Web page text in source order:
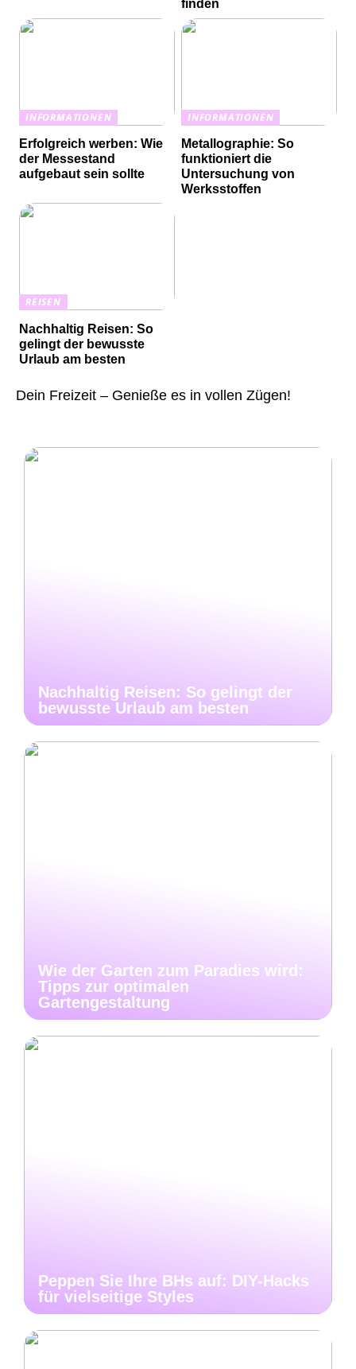
finden
INFORMATIONEN
Erfolgreich werben: Wie
der Messestand
aufgebaut sein sollte
INFORMATIONEN
Metallographie: So
funktioniert die
Untersuchung von
Werksstoffen
REISEN
Nachhaltig Reisen: So
gelingt der bewusste
Urlaub am besten
Dein Freizeit – Genieße es in vollen Zügen!
Nachhaltig Reisen: So gelingt der
bewusste Urlaub am besten
Wie der Garten zum Paradies wird:
Tipps zur optimalen
Gartengestaltung
Peppen Sie Ihre BHs auf: DIY-Hacks
für vielseitige Styles